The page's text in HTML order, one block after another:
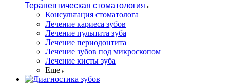
Терапевтическая стоматология
Консультация стоматолога
Лечение кариеса зубов
Лечение пульпита зуба
Лечение периодонтита
Лечение зубов под микроскопом
Лечение кисты зуба
Еще